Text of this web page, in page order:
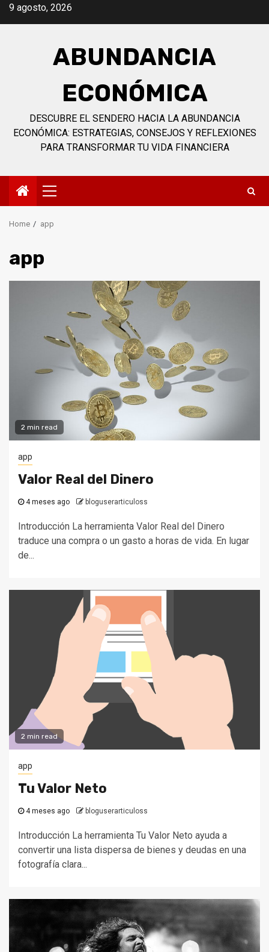
Skip9 agosto, 2026
ABUNDANCIA
ECONÓMICA
DESCUBRE EL SENDERO HACIA LA ABUNDANCIA
ECONÓMICA: ESTRATEGIAS, CONSEJOS Y REFLEXIONES
PARA TRANSFORMAR TU VIDA FINANCIERA
Primary
Menu
Home app
app
2 min read
app
Valor Real del Dinero
4 meses ago bloguserarticuloss
Introducción La herramienta Valor Real del Dinero
traduce una compra o un gasto a horas de vida. En lugar
de...
2 min read
app
Tu Valor Neto
4 meses ago bloguserarticuloss
Introducción La herramienta Tu Valor Neto ayuda a
convertir una lista dispersa de bienes y deudas en una
fotografía clara...